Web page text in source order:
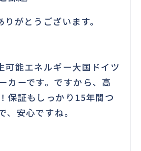
がとうございます。
可能エネルギー大国ドイツ
カーです。ですから、高
保証もしっかり15年間つ
、安心ですね。